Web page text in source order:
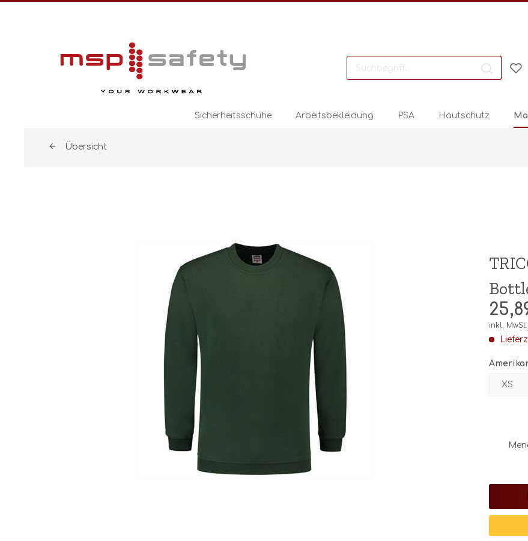
Sicherheitsschuhe Arbeitsbekleidung PSA Hautschutz
Übersicht
inkl.